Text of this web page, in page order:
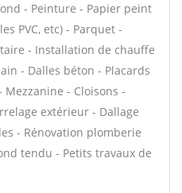
- Peinture - Papier peint
PVC, etc) - Parquet -
- Installation de chauffe
- Dalles béton - Placards
- Cloisons -
extérieur - Dallage
- Rénovation plomberie
tendu - Petits travaux de